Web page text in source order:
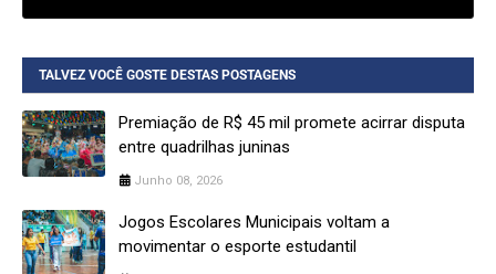
TALVEZ VOCÊ GOSTE DESTAS POSTAGENS
Premiação de R$ 45 mil promete acirrar disputa
entre quadrilhas juninas
Junho 08, 2026
Jogos Escolares Municipais voltam a
movimentar o esporte estudantil